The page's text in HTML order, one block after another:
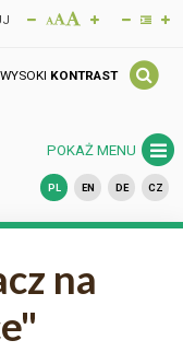
WYSOKI KONTRAST
POKAŻ MENU
PL EN DE CZ
na